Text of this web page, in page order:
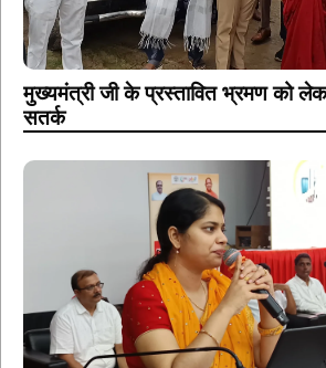
मुख्यमंत्री जी के प्रस्तावित भ्रमण को
सतर्क